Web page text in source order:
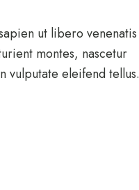
ut libero venenatis
montes, nascetur
vulputate eleifend tellus.